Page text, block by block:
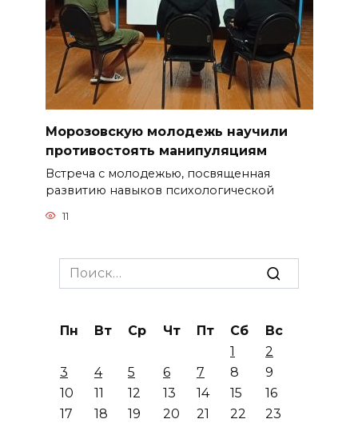
Морозовскую молодежь научили
противостоять манипуляциям
Встреча с молодежью, посвященная
развитию навыков психологической
11
Search
for:
Пн Вт Ср Чт Пт Сб
Вс
1
2
3
4 5 6 7 8
9
10
11 12 13 14 15
16
17
18 19 20 21 22
23